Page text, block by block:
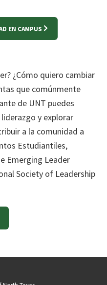
EN CAMPUS
¿Cómo quiero cambiar
que comúnmente
de UNT puedes
y explorar
a la comunidad a
Estudiantiles,
Emerging Leader
Society of Leadership